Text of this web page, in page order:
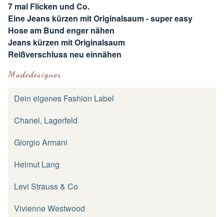
7 mal Flicken und Co.
Eine Jeans kürzen mit Originalsaum - super easy
Hose am Bund enger nähen
Jeans kürzen mit Originalsaum
Reißverschluss neu einnähen
Modedesigner
Dein eigenes Fashion Label
Chanel, Lagerfeld
Giorgio Armani
Helmut Lang
Levi Strauss & Co
Vivienne Westwood